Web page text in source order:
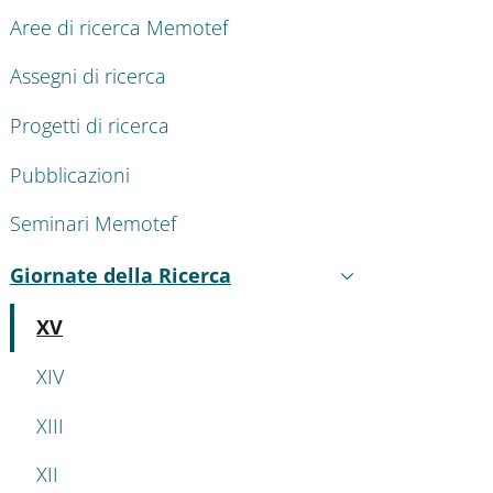
CEV SECOND NAVIGATION
Aree di ricerca Memotef
Assegni di ricerca
Progetti di ricerca
Pubblicazioni
Seminari Memotef
Giornate della Ricerca
Attivo
XV
XIV
XIII
XII